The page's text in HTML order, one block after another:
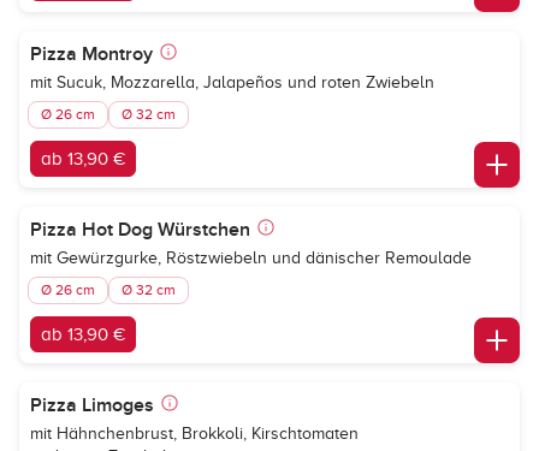
Pizza Montroy
mit Sucuk, Mozzarella, Jalapeños und roten Zwiebeln
Ø 26 cm Ø 32 cm
ab 13,90 €
Pizza Hot Dog Würstchen
mit Gewürzgurke, Röstzwiebeln und dänischer Remoulade
Ø 26 cm Ø 32 cm
ab 13,90 €
Pizza Limoges
mit Hähnchenbrust, Brokkoli, Kirschtomaten